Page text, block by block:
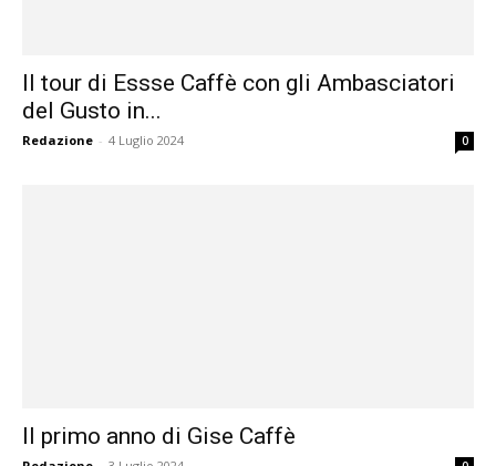
Il tour di Essse Caffè con gli Ambasciatori
del Gusto in...
Redazione - 4 Luglio 2024 0
Il primo anno di Gise Caffè